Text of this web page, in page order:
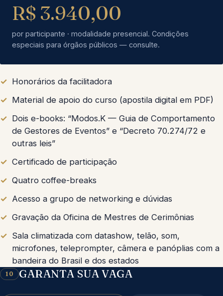
R$ 3.940,00
por participante · modalidade presencial. Condições
especiais para órgãos públicos — consulte.
Honorários da facilitadora
Material de apoio do curso (apostila digital em PDF)
Dois e-books: “Modos.K — Guia de Comportamento
de Gestores de Eventos” e “Decreto 70.274/72 e
outras leis”
Certificado de participação
Quatro coffee-breaks
Acesso a grupo de networking e dúvidas
Gravação da Oficina de Mestres de Cerimônias
Sala climatizada com datashow, telão, som,
microfones, teleprompter, câmera e panóplias com a
bandeira do Brasil e dos estados
10 GARANTA SUA VAGA